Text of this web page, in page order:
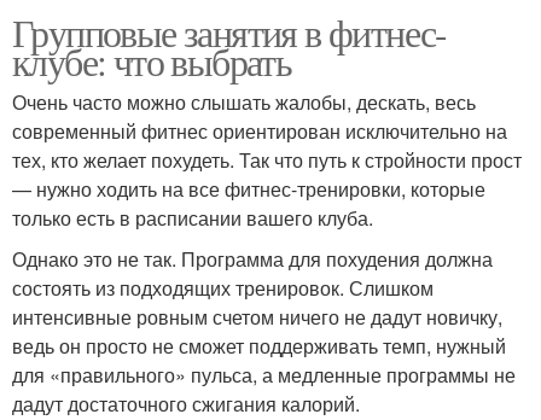
Групповые занятия в фитнес-
клубе: что выбрать
Очень часто можно слышать жалобы, дескать, весь
современный фитнес ориентирован исключительно на
тех, кто желает похудеть. Так что путь к стройности прост
— нужно ходить на все фитнес-тренировки, которые
только есть в расписании вашего клуба.
Однако это не так. Программа для похудения должна
состоять из подходящих тренировок. Слишком
интенсивные ровным счетом ничего не дадут новичку,
ведь он просто не сможет поддерживать темп, нужный
для «правильного» пульса, а медленные программы не
дадут достаточного сжигания калорий.